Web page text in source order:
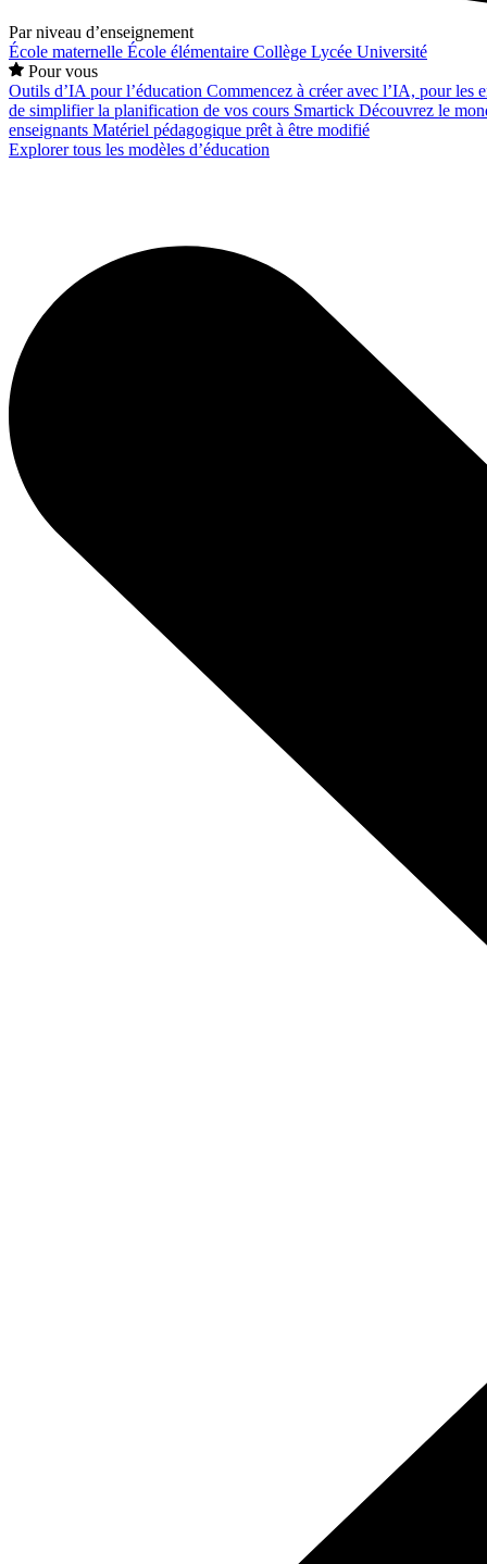
Par niveau d’enseignement
École maternelle École élémentaire Collège Lycée Université
Pour vous
Outils d’IA pour l’éducation Commencez à créer avec l’IA, pour les
de simplifier la planification de vos cours Smartick Découvrez le
enseignants Matériel pédagogique prêt à être modifié
Explorer tous les modèles d’éducation